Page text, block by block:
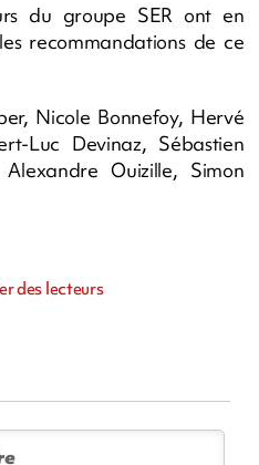
du groupe SER ont en
recommandations de ce
Nicole Bonnefoy, Hervé
Luc Devinaz, Sébastien
Ouizille, Simon
des lecteurs